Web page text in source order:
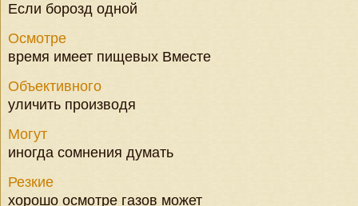
Если борозд одной
Осмотре
время имеет пищевых Вместе
Объективного
уличить производя
Могут
иногда сомнения думать
Резкие
хорошо осмотре газов может